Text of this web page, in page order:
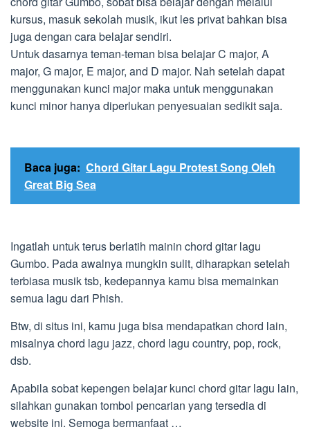
kursus, masuk sekolah musik, ikut les privat bahkan bisa
juga dengan cara belajar sendiri.
Untuk dasarnya teman-teman bisa belajar C major, A
major, G major, E major, and D major. Nah setelah dapat
menggunakan kunci major maka untuk menggunakan
kunci minor hanya diperlukan penyesuaian sedikit saja.
Baca juga: Chord Gitar Lagu Protest Song Oleh
Great Big Sea
Ingatlah untuk terus berlatih mainin chord gitar lagu
Gumbo. Pada awalnya mungkin sulit, diharapkan setelah
terbiasa musik tsb, kedepannya kamu bisa memainkan
semua lagu dari Phish.
Btw, di situs ini, kamu juga bisa mendapatkan chord lain,
misalnya chord lagu jazz, chord lagu country, pop, rock,
dsb.
Apabila sobat kepengen belajar kunci chord gitar lagu lain,
silahkan gunakan tombol pencarian yang tersedia di
website ini. Semoga bermanfaat …